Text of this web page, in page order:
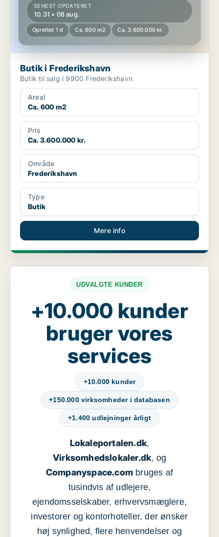
SENEST OPDATERET
10.31 • 08 aug.
Oprettet 1 d Ca. 600 m2 Ca. 3.600.000 kr.
Butik i Frederikshavn
Butik til salg i 9900 Frederikshavn
Areal
Ca. 600 m2
Pris
Ca. 3.600.000 kr.
Område
Frederikshavn
Type
Butik
Mere info
UDVALGTE KUNDER
+10.000 kunder
bruger vores
services
+10.000 kunder
+150.000 virksomheder i databasen
+1.400 udlejninger årligt
Lokaleportalen.dk,
Virksomhedslokaler.dk, og
Companyspace.com bruges af
tusindvis af udlejere,
ejendomsselskaber, erhvervsmæglere,
investorer og kontorhoteller, der ønsker
høj synlighed, flere henvendelser og